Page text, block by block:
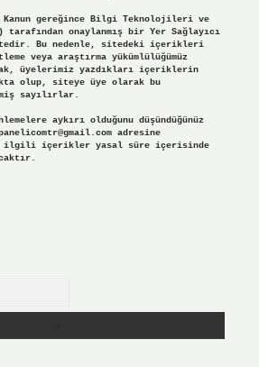
Kanun gereğince Bilgi Teknolojileri ve
tarafından onaylanmış bir Yer Sağlayıcı
Bu nedenle, sitedeki içerikleri
veya araştırma yükümlülüğümüz
üyelerimiz yazdıkları içeriklerin
olup, siteye üye olarak bu
sayılırlar.
aykırı olduğunu düşündüğünüz
adresine
ilgili içerikler yasal süre içerisinde